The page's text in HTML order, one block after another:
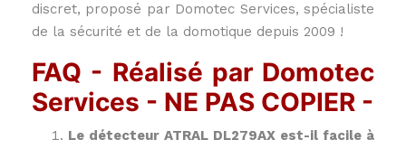
discret, proposé par Domotec Services, spécialiste
de la sécurité et de la domotique depuis 2009 !
FAQ - Réalisé par Domotec
Services - NE PAS COPIER -
Le détecteur ATRAL DL279AX est-il facile à